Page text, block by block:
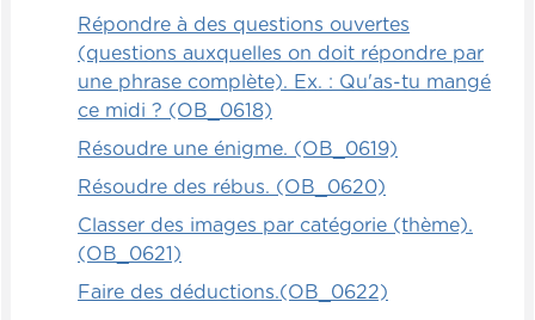
démarrer en travaillant sur une surface. Par
exemple, j'ai mis du ruban gommé à terre
et l'enfant doit marcher le long du gabarit
ou déposer quelque chose sur un gabarit
plus petit sur une table, et il doit mettre la
pâte à modeler pour suivre la forme qu'on
lui a demandé de faire, puis ensuite suivre
la forme avec des perles. Après cela, on
passe à imiter la forme qui est à côté pour
finalement mémoriser la forme. Ces étapes
sont toujours importantes.
Répondre à des questions ouvertes
(questions auxquelles on doit répondre par
une phrase complète). Ex. : Qu'as-tu mangé
ce midi ? (OB_0618)
Résoudre une énigme. (OB_0619)
Résoudre des rébus. (OB_0620)
Classer des images par catégorie (thème).
(OB_0621)
Faire des déductions.(OB_0622)